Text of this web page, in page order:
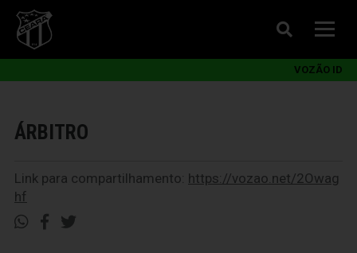
VOZÃO ID
ÁRBITRO
Link para compartilhamento: https://vozao.net/2Owag
hf